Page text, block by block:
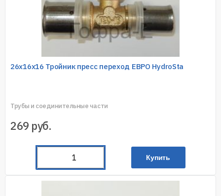
26х16х16 Тройник пресс переход ЕВРО HydroSta
Трубы и соединительные части
269 руб.
Купить